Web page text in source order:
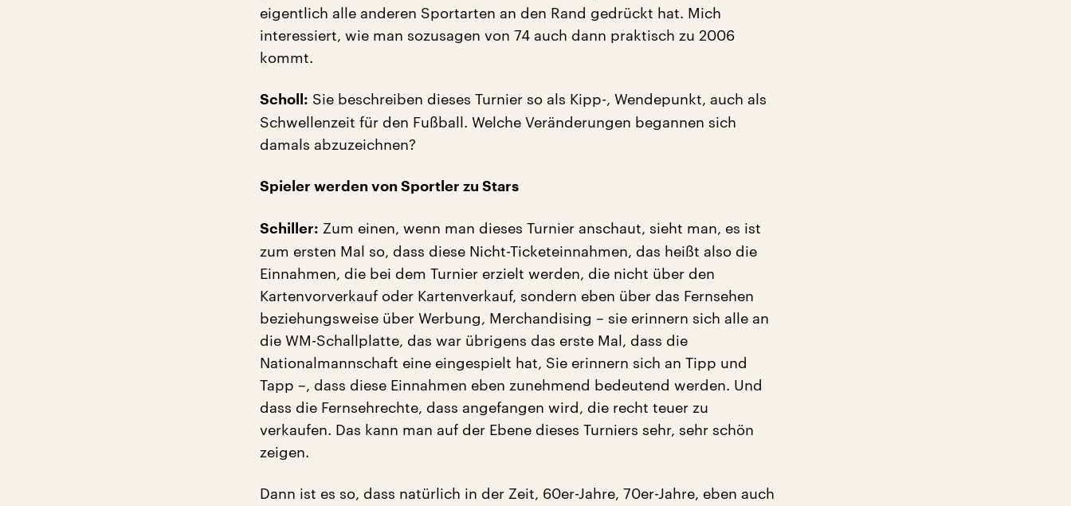
eigentlich alle anderen Sportarten an den Rand gedrückt hat. Mich
interessiert, wie man sozusagen von 74 auch dann praktisch zu 2006
kommt.
Scholl: Sie beschreiben dieses Turnier so als Kipp-, Wendepunkt, auch als
Schwellenzeit für den Fußball. Welche Veränderungen begannen sich
damals abzuzeichnen?
Spieler werden von Sportler zu Stars
Schiller: Zum einen, wenn man dieses Turnier anschaut, sieht man, es ist
zum ersten Mal so, dass diese Nicht-Ticketeinnahmen, das heißt also die
Einnahmen, die bei dem Turnier erzielt werden, die nicht über den
Kartenvorverkauf oder Kartenverkauf, sondern eben über das Fernsehen
beziehungsweise über Werbung, Merchandising – sie erinnern sich alle an
die WM-Schallplatte, das war übrigens das erste Mal, dass die
Nationalmannschaft eine eingespielt hat, Sie erinnern sich an Tipp und
Tapp –, dass diese Einnahmen eben zunehmend bedeutend werden. Und
dass die Fernsehrechte, dass angefangen wird, die recht teuer zu
verkaufen. Das kann man auf der Ebene dieses Turniers sehr, sehr schön
zeigen.
Dann ist es so, dass natürlich in der Zeit, 60er-Jahre, 70er-Jahre, eben auch